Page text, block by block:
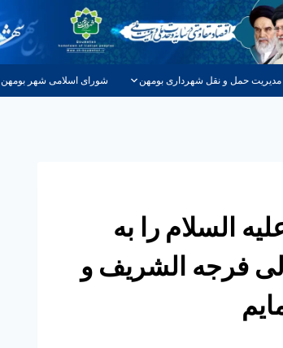
حمل و نقل شهرداری بومهن شورای اسلامی شهر بومهن
السلام را به
فرجه الشریف و